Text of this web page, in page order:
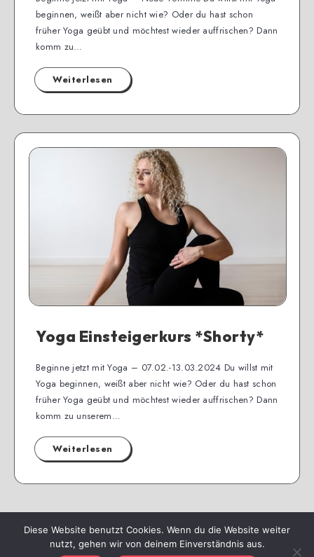
beginnen, weißt aber nicht wie? Oder du hast schon
früher Yoga geübt und möchtest wieder auffrischen? Dann
komm zu…
Weiterlesen
Yoga Einsteigerkurs *Shorty*
Beginne jetzt mit Yoga – 07.02.-13.03.2024 Du willst mit
Yoga beginnen, weißt aber nicht wie? Oder du hast schon
früher Yoga geübt und möchtest wieder auffrischen? Dann
komm zu unserem…
Weiterlesen
Seite 1 von 2 Nächster
Diese Website benutzt Cookies. Wenn du die Website weiter
nutzt, gehen wir von deinem Einverständnis aus.